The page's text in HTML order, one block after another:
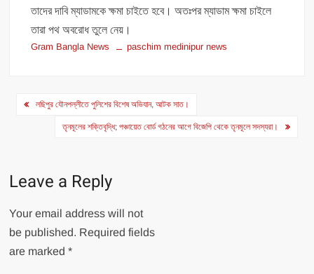
তাদের দাবি ম্যাডামকে ক্ষমা চাইতে হবে। অতঃপর ম্যাডাম ক্ষমা চাইলে
তারা পথ অবরোধ তুলে নেয়।
Gram Bangla News paschim medinipur news
Post
navigation
লছিপুর যৌনপল্লীতে পুলিশের বিশেষ অভিযান, আটক সাত।
তৃনমূলের শক্তিবৃদ্ধি; পঞ্চায়েত বোর্ড গঠনের আগে বিজেপি থেকে তৃনমূলে সদস্যরা।
Leave a Reply
Your email address will not
be published. Required fields
are marked*